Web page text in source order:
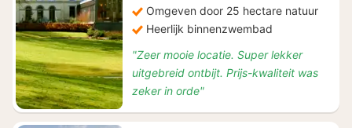
Omgeven door 25 hectare natuur
Heerlijk binnenzwembad
"Zeer mooie locatie. Super lekker
uitgebreid ontbijt. Prijs-kwaliteit was
zeker in orde"